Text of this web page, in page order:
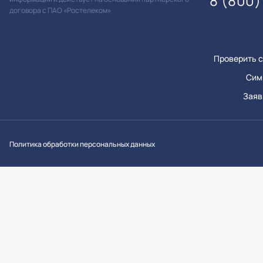
договора с ПАО «Ростелеком»
Проверить
Политика обработки персональных данных